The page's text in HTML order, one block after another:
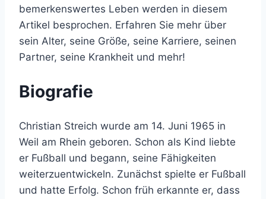
bemerkenswertes Leben werden in diesem
Artikel besprochen. Erfahren Sie mehr über
sein Alter, seine Größe, seine Karriere, seinen
Partner, seine Krankheit und mehr!
Biografie
Christian Streich wurde am 14. Juni 1965 in
Weil am Rhein geboren. Schon als Kind liebte
er Fußball und begann, seine Fähigkeiten
weiterzuentwickeln. Zunächst spielte er Fußball
und hatte Erfolg. Schon früh erkannte er, dass